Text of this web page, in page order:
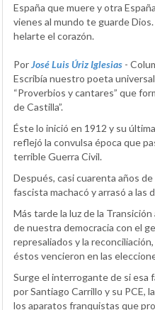
España que muere y otra
vienes al mundo te guarde
helarte el corazón.
PorJosé Luis Úriz Iglesias -
Escribía nuestro poeta
“Proverbios y cantares” que
de Castilla”.
Éste lo inició en 1912 y su
reflejó la convulsa época que
terrible Guerra Civil.
Después, casi cuarenta años
fascista machacó y arrasó a las
Más tarde la luz de la
de nuestra democracia con el
represaliados y la
éstos vencieron en las
Surge el interrogante de si esa
por Santiago Carrillo y su PCE,
los aparatos franquistas que